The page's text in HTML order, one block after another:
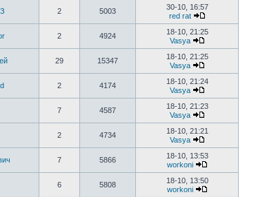
2 5003
30-10, 16:57
red rat
2 4924
18-10, 21:25
Vasya
29 15347
18-10, 21:25
Vasya
2 4174
18-10, 21:24
Vasya
7 4587
18-10, 21:23
Vasya
2 4734
18-10, 21:21
Vasya
7 5866
18-10, 13:53
workoni
6 5808
18-10, 13:50
workoni